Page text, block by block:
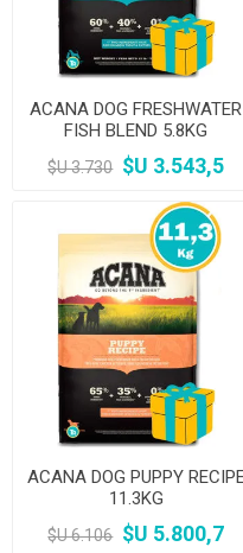
ACANA DOG FRESHWATER
FISH BLEND 5.8KG
$U 3.730 $U 3.543,5
ACANA DOG PUPPY
11.3KG
$U 6.106 $U 5.800,7